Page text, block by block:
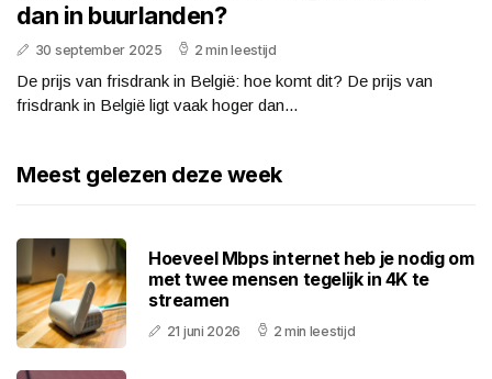
dan in buurlanden?
30 september 2025 2 min leestijd
De prijs van frisdrank in België: hoe komt dit? De prijs van
frisdrank in België ligt vaak hoger dan...
Meest gelezen deze week
Hoeveel Mbps internet heb je nodig om
met twee mensen tegelijk in 4K te
streamen
21 juni 2026 2 min leestijd